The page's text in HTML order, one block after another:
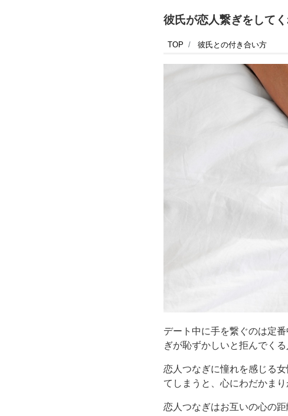
彼氏が恋人繋ぎをして
TOP 彼氏との付き合い方
デート中に手を繋ぐのは定
ぎが恥ずかしいと拒んでくる
恋人つなぎに憧れを感じる
てしまうと、心にわだかま
恋人つなぎはお互いの心の